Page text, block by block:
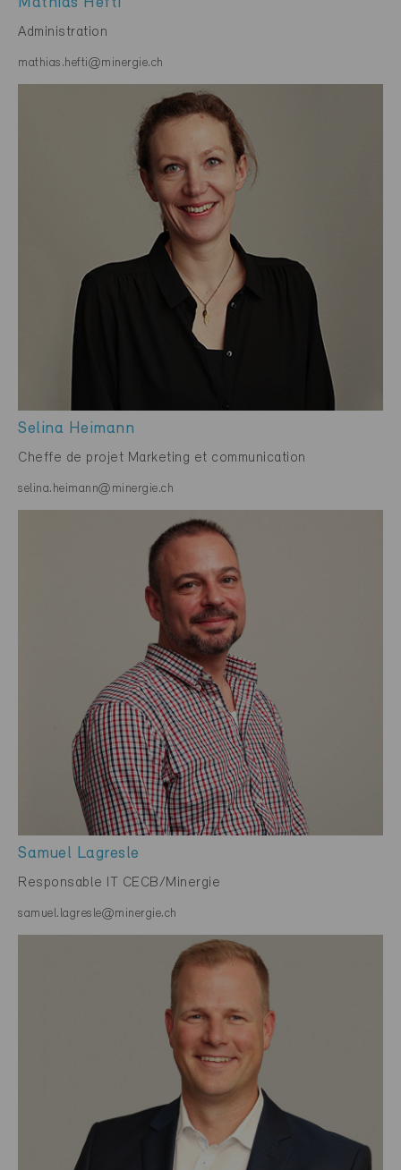
Mathias Hefti
Administration
mathias.hefti@minergie.ch
Selina Heimann
Cheffe de projet Marketing et communication
selina.heimann@minergie.ch
Samuel Lagresle
Responsable IT CECB/Minergie
samuel.lagresle@minergie.ch